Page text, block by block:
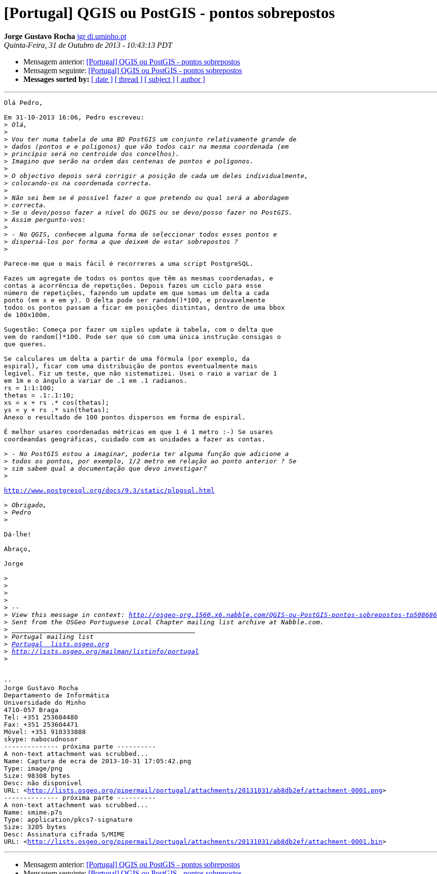
[Portugal] QGIS ou PostGIS - pontos sobrepostos
Jorge Gustavo Rocha jgr di.uminho.pt
Quinta-Feira, 31 de Outubro de 2013 - 10:43:13 PDT
Mensagem anterior: [Portugal] QGIS ou PostGIS - pontos sobrepostos
Mensagem seguinte: [Portugal] QGIS ou PostGIS - pontos sobrepostos
Messages sorted by: [ date ] [ thread ] [ subject ] [ author ]
Olá Pedro,
Em 31-10-2013 16:06, Pedro escreveu:
>
>
>
>
>
>
>
>
>
>
>
>
>
>
>
>
>
>
Parece-me que o mais fácil é recorreres a uma script PostgreSQL.
Fazes um agregate de todos os pontos que têm as mesmas coordenadas, e
contas a acorrência de repetições. Depois fazes um ciclo para esse
número de repetições, fazendo um update em que somas um delta a cada
ponto (em x e em y). O delta pode ser random()*100, e provavelmente
todos os pontos passam a ficar em posições distintas, dentro de uma bbox
de 100x100m.
Sugestão: Começa por fazer um siples update à tabela, com o delta que
vem do random()*100. Pode ser que só com uma única instrução consigas o
que queres.
Se calculares um delta a partir de uma fórmula (por exemplo, da
espiral), ficar com uma distribuição de pontos eventualmente mais
legível. Fiz um teste, que não sistematizei. Usei o raio a variar de 1
em 1m e o ângulo a variar de .1 em .1 radianos.
rs = 1:1:100;
thetas = .1:.1:10;
xs = x + rs .* cos(thetas);
ys = y + rs .* sin(thetas);
Anexo o resultado de 100 pontos dispersos em forma de espiral.
É melhor usares coordenadas métricas em que 1 é 1 metro :-) Se usares
coordeandas geográficas, cuidado com as unidades a fazer as contas.
>
>
>
>
http://www.postgresql.org/docs/9.3/static/plpgsql.html
>
>
>
Dá-lhe!
Abraço,
Jorge
>
>
>
>
>
> View this message in context: http://osgeo-org.1560.x6.nabble.com/QGIS-ou-PostGIS-pontos-sobrepostos-
>
>
>
> Portugal  lists.osgeo.org
> http://lists.osgeo.org/mailman/listinfo/portugal
>
--
Jorge Gustavo Rocha
Departamento de Informática
Universidade do Minho
4710-057 Braga
Tel: +351 253604480
Fax: +351 253604471
Móvel: +351 910333888
skype: nabocudnosor
-------------- próxima parte ----------
A non-text attachment was scrubbed...
Name: Captura de ecra de 2013-10-31 17:05:42.png
Type: image/png
Size: 98308 bytes
Desc: não disponível
URL: <http://lists.osgeo.org/pipermail/portugal/attachments/20131031/ab8db2ef/attachment-0001.png>
-------------- próxima parte ----------
A non-text attachment was scrubbed...
Name: smime.p7s
Type: application/pkcs7-signature
Size: 3205 bytes
Desc: Assinatura cifrada S/MIME
URL: <http://lists.osgeo.org/pipermail/portugal/attachments/20131031/ab8db2ef/attachment-0001.bin
Mensagem anterior: [Portugal] QGIS ou PostGIS - pontos sobrepostos